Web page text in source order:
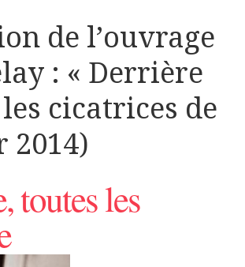
de l’ouvrage
: « Derrière
cicatrices de
2014)
toutes les